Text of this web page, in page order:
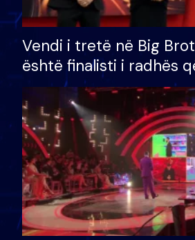
Vendi i tretë në Big
është finalisti i radhës